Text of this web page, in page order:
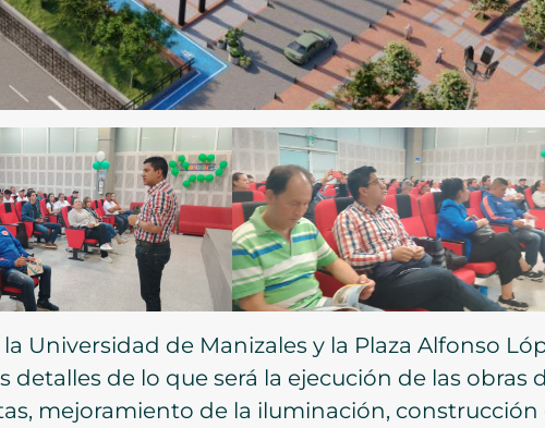
Universidad de Manizales y la Plaza Alfonso
de lo que será la ejecución de las obras
mejoramiento de la iluminación, construcción